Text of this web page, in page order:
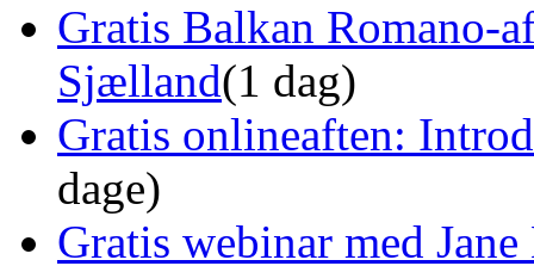
Gratis Balkan Romano-
Sjælland(1 dag)
Gratis onlineaften:
dage)
Gratis webinar med